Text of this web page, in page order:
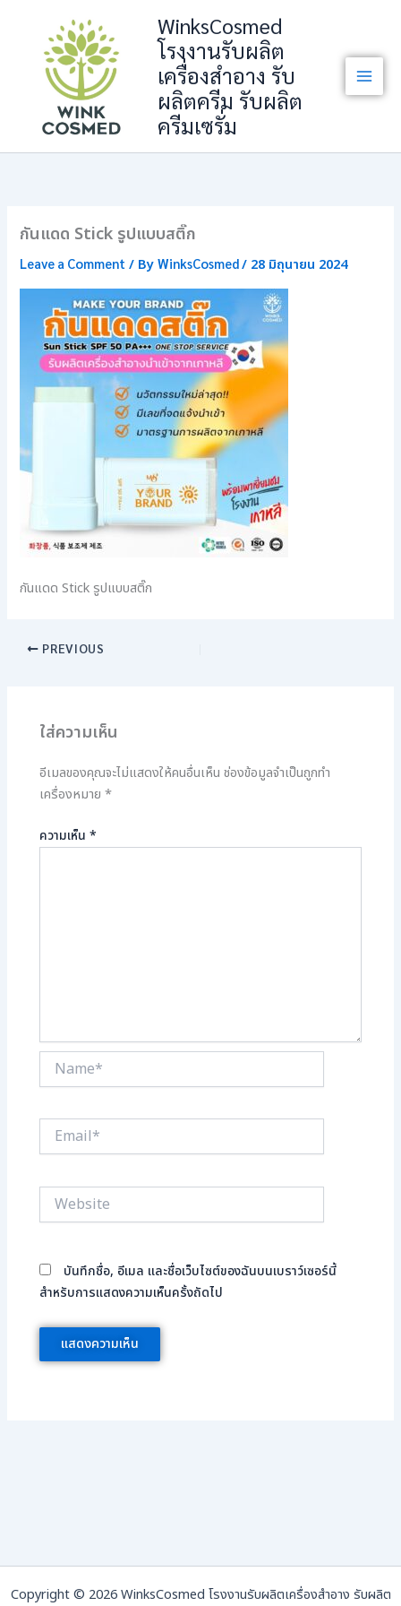
content
WinksCosmed
โรงงานรับผลิต
เครื่องสำอาง รับ
ผลิตครีม รับผลิต
ครีมเซรั่ม
กันแดด Stick รูปแบบสติ๊ก
Leave a Comment / ByWinksCosmed/ 28 มิถุนายน 2024
กันแดด Stick รูปแบบสติ๊ก
PREVIOUS
ใส่ความเห็น
อีเมลของคุณจะไม่แสดงให้คนอื่นเห็น ช่องข้อมูลจำเป็นถูกทำ
เครื่องหมาย*
ความเห็น*
Name*
Email*
Website
บันทึกชื่อ, อีเมล และชื่อเว็บไซต์ของฉันบนเบราว์เซอร์นี้
สำหรับการแสดงความเห็นครั้งถัดไป
Copyright © 2026 WinksCosmed โรงงานรับผลิตเครื่องสำอาง รับผลิต